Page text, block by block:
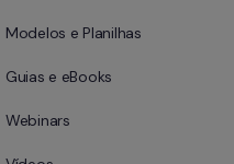
Modelos e Planilhas
Guias e eBooks
Webinars